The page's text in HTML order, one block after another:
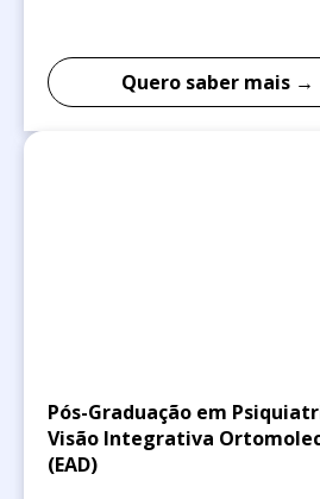
Quero saber mais →
Pós-Graduação em
Visão Integrativa
(EAD)